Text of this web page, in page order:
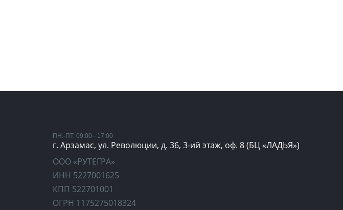
ПН.-ПТ. 09:00 - 17:00
г. Арзамас, ул. Революции, д. 36, 3-ий этаж, оф. 8 (БЦ «ЛАДЬЯ»)
ООО «РУТЕГРА»
ИНН 5227001625
КПП 522701001
ОГРН 1175275018324